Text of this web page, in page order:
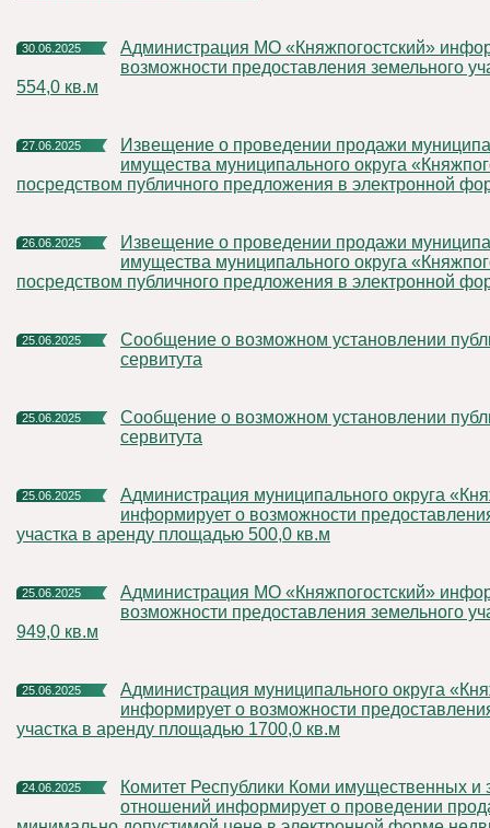
30.06.2025
Администрация МО «Княжпогостский» информирует о
возможности предоставления земельного
554,0 кв.м
27.06.2025
Извещение о проведении продажи муниципального
имущества муниципального округа
посредством публичного предложения в электронной
26.06.2025
Извещение о проведении продажи муниципального
имущества муниципального округа
посредством публичного предложения в электронной
25.06.2025
Сообщение о возможном установлении публичного
сервитута
25.06.2025
Сообщение о возможном установлении публичного
сервитута
25.06.2025
Администрация муниципального округа «Княжпогостский»
информирует о возможности
участка в аренду площадью 500,0 кв.м
25.06.2025
Администрация МО «Княжпогостский» информирует о
возможности предоставления земельного
949,0 кв.м
25.06.2025
Администрация муниципального округа «Княжпогостский»
информирует о возможности
участка в аренду площадью 1700,0 кв.м
24.06.2025
Комитет Республики Коми имущественных и земельных
отношений информирует о проведении